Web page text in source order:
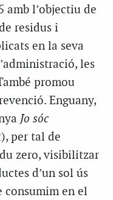
amb l’objectiu de
residus i
en la seva
les
promou
Enguany,
Jo sóc
per tal de
zero, visibilitzar
d’un sol ús
consumim en el